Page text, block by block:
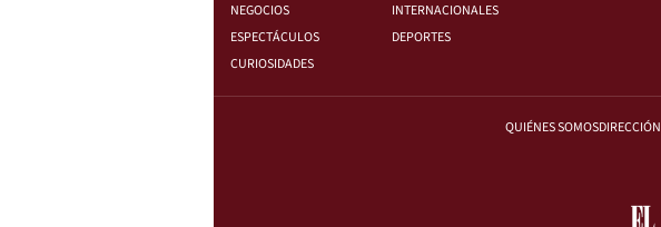
NEGOCIOS
INTERNACIONALES
ESPECTÁCULOS
DEPORTES
CURIOSIDADES
QUIÉNES SOMOSDIRECCIÓN